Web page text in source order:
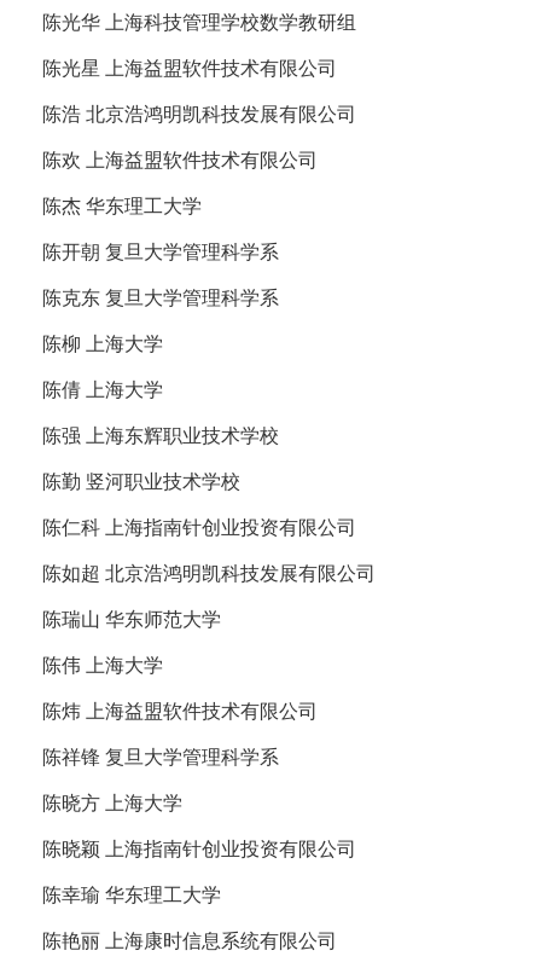
陈光华 上海科技管理学校数学教研组
陈光星 上海益盟软件技术有限公司
陈浩 北京浩鸿明凯科技发展有限公司
陈欢 上海益盟软件技术有限公司
陈杰 华东理工大学
陈开朝 复旦大学管理科学系
陈克东 复旦大学管理科学系
陈柳 上海大学
陈倩 上海大学
陈强 上海东辉职业技术学校
陈勤 竖河职业技术学校
陈仁科 上海指南针创业投资有限公司
陈如超 北京浩鸿明凯科技发展有限公司
陈瑞山 华东师范大学
陈伟 上海大学
陈炜 上海益盟软件技术有限公司
陈祥锋 复旦大学管理科学系
陈晓方 上海大学
陈晓颖 上海指南针创业投资有限公司
陈幸瑜 华东理工大学
陈艳丽 上海康时信息系统有限公司